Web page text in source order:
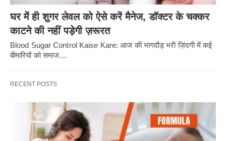
घर में ही शुगर लेवल को ऐसे करें मैनेज, डॉक्टर के चक्कर
काटने की नहीं पड़ेगी ज़रूरत
Blood Sugar Control Kaise Kare: आज की भागदौड़ भरी ज़िंदगी में कई
बीमारियों को समाज…
RECENT POSTS